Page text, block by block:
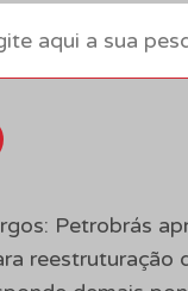
Petrobrás
reestruturação